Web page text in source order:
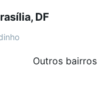
com mais de 46
na compra,
DF
Outros bairros